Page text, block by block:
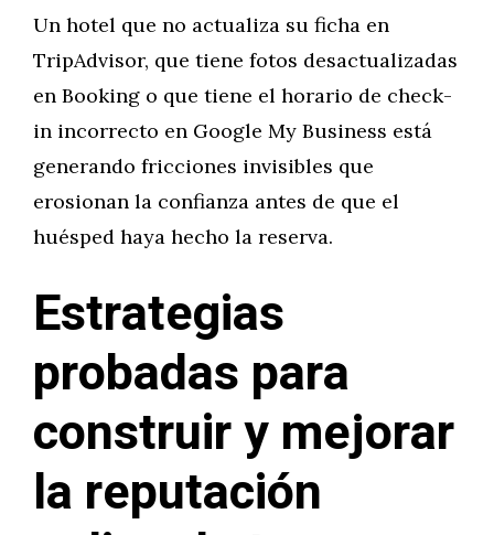
Un hotel que no actualiza su ficha en
TripAdvisor, que tiene fotos desactualizadas
en Booking o que tiene el horario de check-
in incorrecto en Google My Business está
generando fricciones invisibles que
erosionan la confianza antes de que el
huésped haya hecho la reserva.
Estrategias
probadas para
construir y mejorar
la reputación